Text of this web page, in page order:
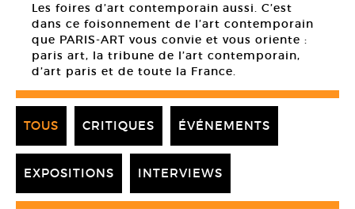
Les foires d’art contemporain aussi. C’est
dans ce foisonnement de l’art contemporain
que PARIS-ART vous convie et vous oriente :
paris art, la tribune de l’art contemporain,
d’art paris et de toute la France.
TOUS CRITIQUES ÉVÉNEMENTS
EXPOSITIONS INTERVIEWS